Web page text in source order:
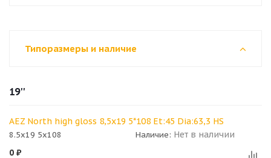
Типоразмеры и наличие
19''
AEZ North high gloss 8,5x19 5*108 Et:45 Dia:63,3 HS
8.5x19 5x108 Наличие: Нет в наличии
0 ₽